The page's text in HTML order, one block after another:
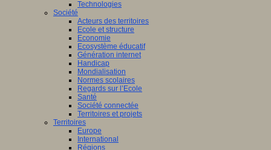
Technologies
Société
Acteurs des territoires
Ecole et structure
Economie
Ecosystème éducatif
Génération internet
Handicap
Mondialisation
Normes scolaires
Regards sur l’Ecole
Santé
Société connectée
Territoires et projets
Territoires
Europe
International
Régions